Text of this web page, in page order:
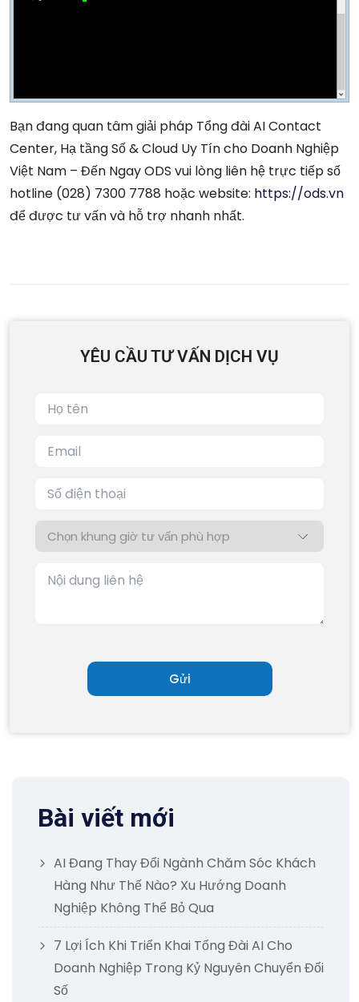
Bạn đang quan tâm giải pháp Tổng đài AI Contact
Center, Hạ tầng Số & Cloud Uy Tín cho Doanh Nghiệp
Việt Nam – Đến Ngay ODS vui lòng liên hệ trực tiếp số
hotline (028) 7300 7788 hoặc website: https://ods.vn
để được tư vấn và hỗ trợ nhanh nhất.
YÊU CẦU TƯ VẤN DỊCH VỤ
Bài viết mới
AI Đang Thay Đổi Ngành Chăm Sóc Khách
Hàng Như Thế Nào? Xu Hướng Doanh
Nghiệp Không Thể Bỏ Qua
7 Lợi Ích Khi Triển Khai Tổng Đài AI Cho
Doanh Nghiệp Trong Kỷ Nguyên Chuyển Đổi
Số